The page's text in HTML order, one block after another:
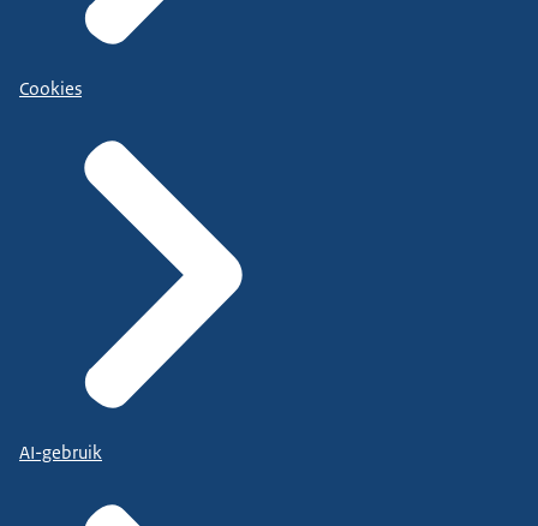
Cookies
AI-gebruik